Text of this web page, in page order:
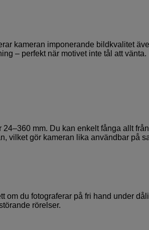
kameran imponerande bildkvalitet
– perfekt när motivet inte tål att vänta.
mm. Du kan enkelt fånga allt från
vilket gör kameran lika användbar på
om du fotograferar på fri hand under
rörelser.